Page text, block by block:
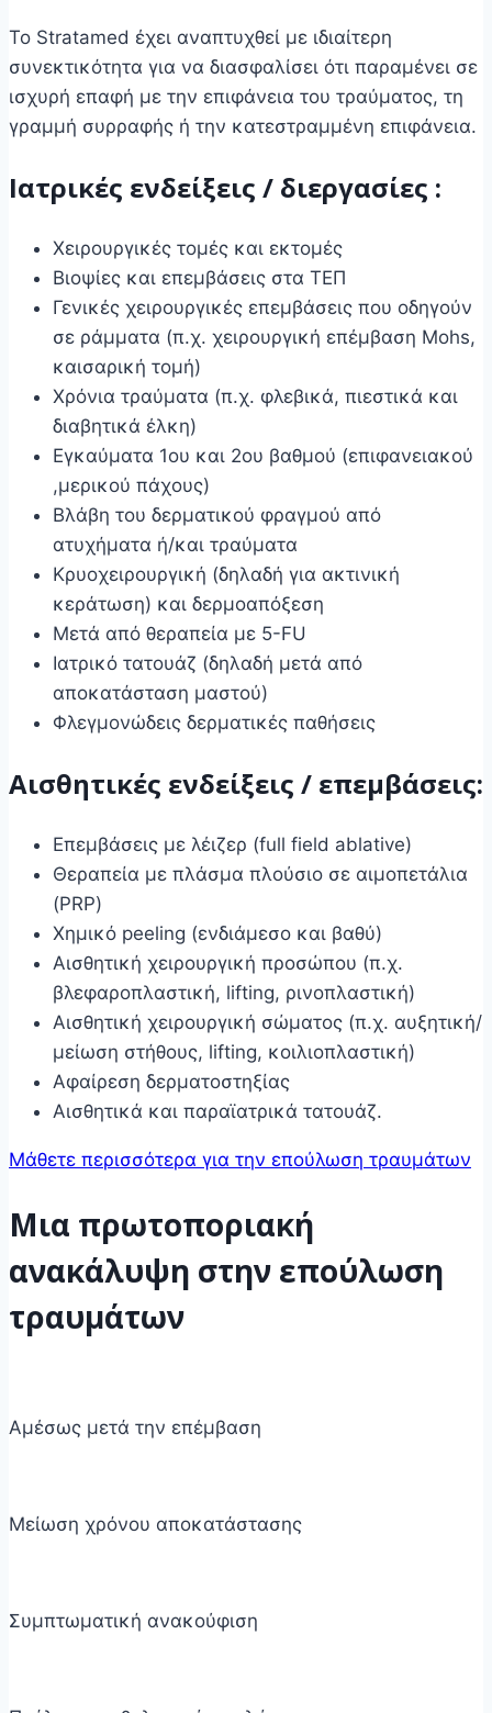
Το Stratamed έχει αναπτυχθεί με ιδιαίτερη
συνεκτικότητα για να διασφαλίσει ότι παραμένει σε
ισχυρή επαφή με την επιφάνεια του τραύματος, τη
γραμμή συρραφής ή την κατεστραμμένη επιφάνεια.
Ιατρικές ενδείξεις / διεργασίες :
Χειρουργικές τομές και εκτομές
Βιοψίες και επεμβάσεις στα ΤΕΠ
Γενικές χειρουργικές επεμβάσεις που οδηγούν
σε ράμματα (π.χ. χειρουργική επέμβαση Mohs,
καισαρική τομή)
Χρόνια τραύματα (π.χ. φλεβικά, πιεστικά και
διαβητικά έλκη)
Εγκαύματα 1ου και 2ου βαθμού (επιφανειακού
,μερικού πάχους)
Βλάβη του δερματικού φραγμού από
ατυχήματα ή/και τραύματα
Κρυοχειρουργική (δηλαδή για ακτινική
κεράτωση) και δερμοαπόξεση
Μετά από θεραπεία με 5-FU
Ιατρικό τατουάζ (δηλαδή μετά από
αποκατάσταση μαστού)
Φλεγμονώδεις δερματικές παθήσεις
Αισθητικές ενδείξεις / επεμβάσεις:
Επεμβάσεις με λέιζερ (full field ablative)
Θεραπεία με πλάσμα πλούσιο σε αιμοπετάλια
(PRP)
Χημικό peeling (ενδιάμεσο και βαθύ)
Αισθητική χειρουργική προσώπου (π.χ.
βλεφαροπλαστική, lifting, ρινοπλαστική)
Αισθητική χειρουργική σώματος (π.χ. αυξητική/
μείωση στήθους, lifting, κοιλιοπλαστική)
Αφαίρεση δερματοστηξίας
Αισθητικά και παραϊατρικά τατουάζ.
Μάθετε περισσότερα για την επούλωση τραυμάτων
Μια πρωτοποριακή
ανακάλυψη στην επούλωση
τραυμάτων
Αμέσως μετά την επέμβαση
Μείωση χρόνου αποκατάστασης
Συμπτωματική ανακούφιση